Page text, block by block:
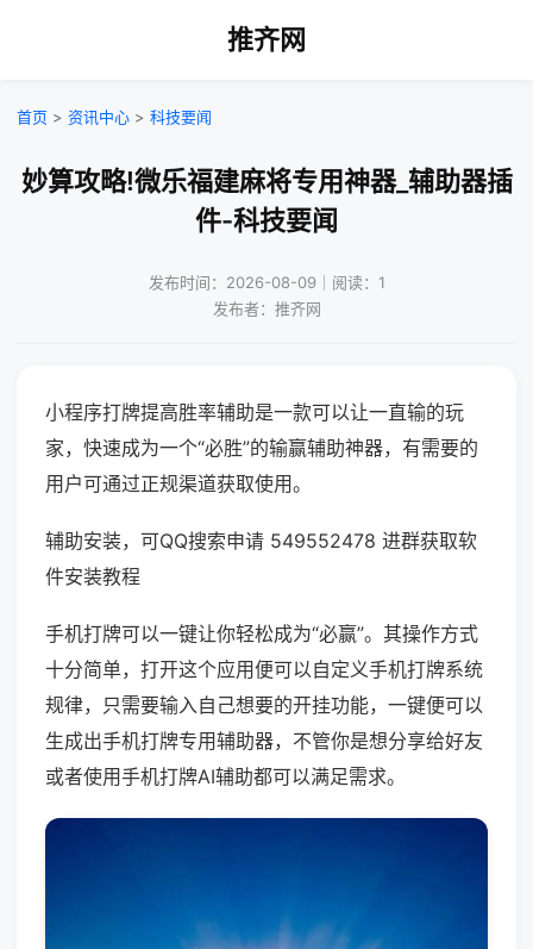
推齐网
首页 > 资讯中心 > 科技要闻
妙算攻略!微乐福建麻将专用神器_辅助器插
件-科技要闻
发布时间：2026-08-09｜阅读：1
发布者：推齐网
小程序打牌提高胜率辅助是一款可以让一直输的玩
家，快速成为一个“必胜”的输赢辅助神器，有需要的
用户可通过正规渠道获取使用。
辅助安装，可QQ搜索申请 549552478 进群获取软
件安装教程
手机打牌可以一键让你轻松成为“必赢”。其操作方式
十分简单，打开这个应用便可以自定义手机打牌系统
规律，只需要输入自己想要的开挂功能，一键便可以
生成出手机打牌专用辅助器，不管你是想分享给好友
或者使用手机打牌AI辅助都可以满足需求。